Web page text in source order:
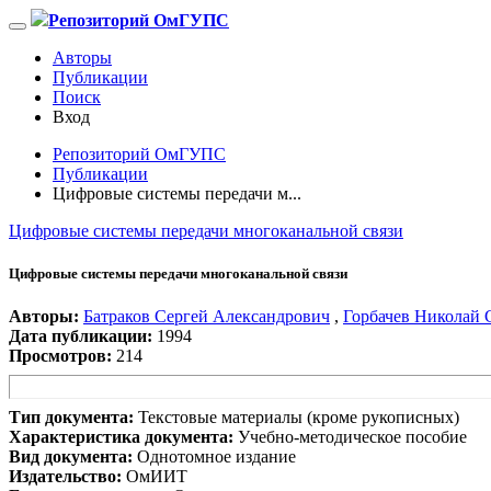
Репозиторий ОмГУПС
Авторы
Публикации
Поиск
Вход
Репозиторий ОмГУПС
Публикации
Цифровые системы передачи м...
Цифровые системы передачи многоканальной связи
Цифровые системы передачи многоканальной связи
Авторы: Батраков Сергей Александрович , Горбачев Николай
Дата публикации: 1994
Просмотров: 214
Тип документа: Текстовые материалы (кроме рукописных)
Характеристика документа: Учебно-методическое пособие
Вид документа: Однотомное издание
Издательство: ОмИИТ